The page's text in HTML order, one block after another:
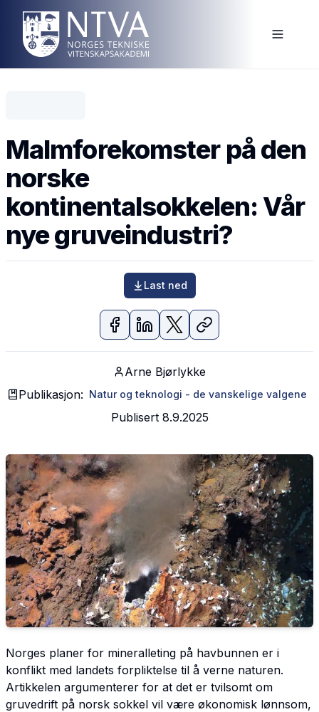
Malmforekomster på den
norske
kontinentalsokkelen: Vår
nye gruveindustri?
Last ned
Arne Bjørlykke
Publikasjon: Natur og teknologi - de vanskelige valgene
Publisert 8.9.2025
Norges planer for mineralleting på havbunnen er i
konflikt med landets forpliktelse til å verne naturen.
Artikkelen argumenterer for at det er tvilsomt om
gruvedrift på norsk sokkel vil være økonomisk lønnsom,